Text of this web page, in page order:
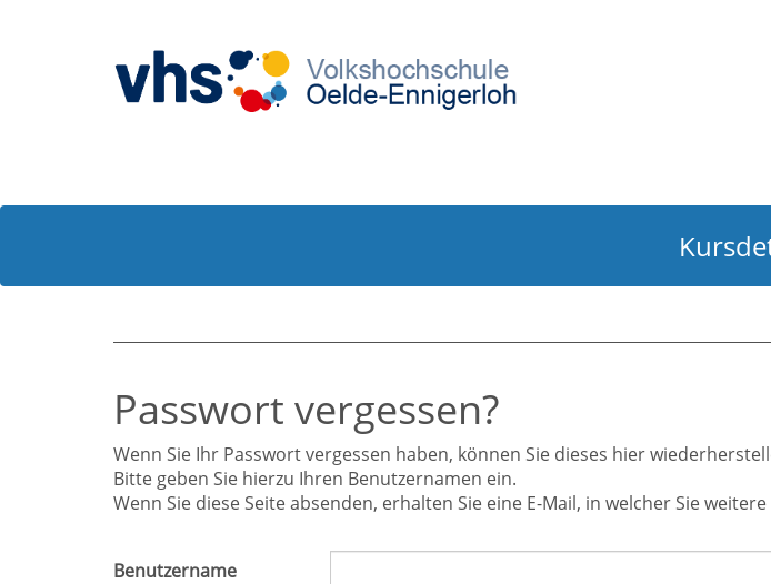
Passwort vergessen?
Wenn Sie Ihr Passwort vergessen haben, können Sie dieses hier
Bitte geben Sie hierzu Ihren Benutzernamen ein.
Wenn Sie diese Seite absenden, erhalten Sie eine E-Mail, in welcher Sie
Benutzername